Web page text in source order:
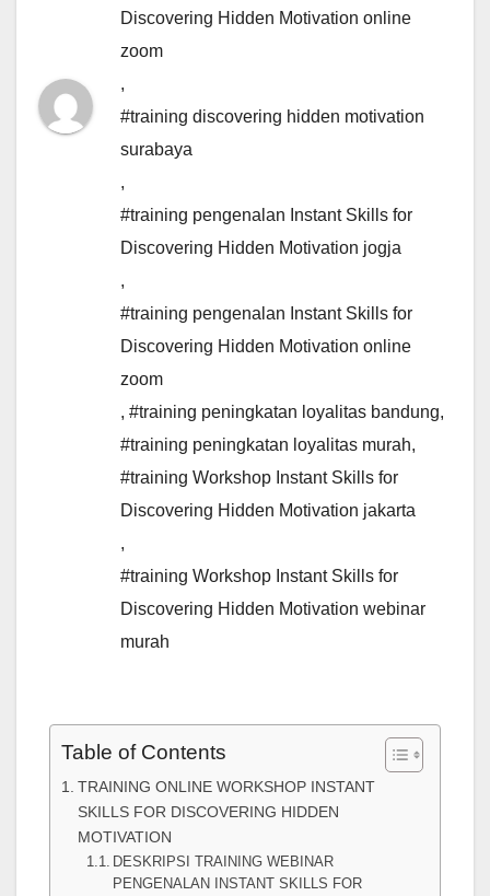
Discovering Hidden Motivation online
zoom
,
#training discovering hidden motivation
surabaya
,
#training pengenalan Instant Skills for
Discovering Hidden Motivation jogja
,
#training pengenalan Instant Skills for
Discovering Hidden Motivation online
zoom
, #training peningkatan loyalitas bandung,
#training peningkatan loyalitas murah,
#training Workshop Instant Skills for
Discovering Hidden Motivation jakarta
,
#training Workshop Instant Skills for
Discovering Hidden Motivation webinar
murah
Table of Contents
TRAINING ONLINE WORKSHOP INSTANT
SKILLS FOR DISCOVERING HIDDEN
MOTIVATION
DESKRIPSI TRAINING WEBINAR
PENGENALAN INSTANT SKILLS FOR